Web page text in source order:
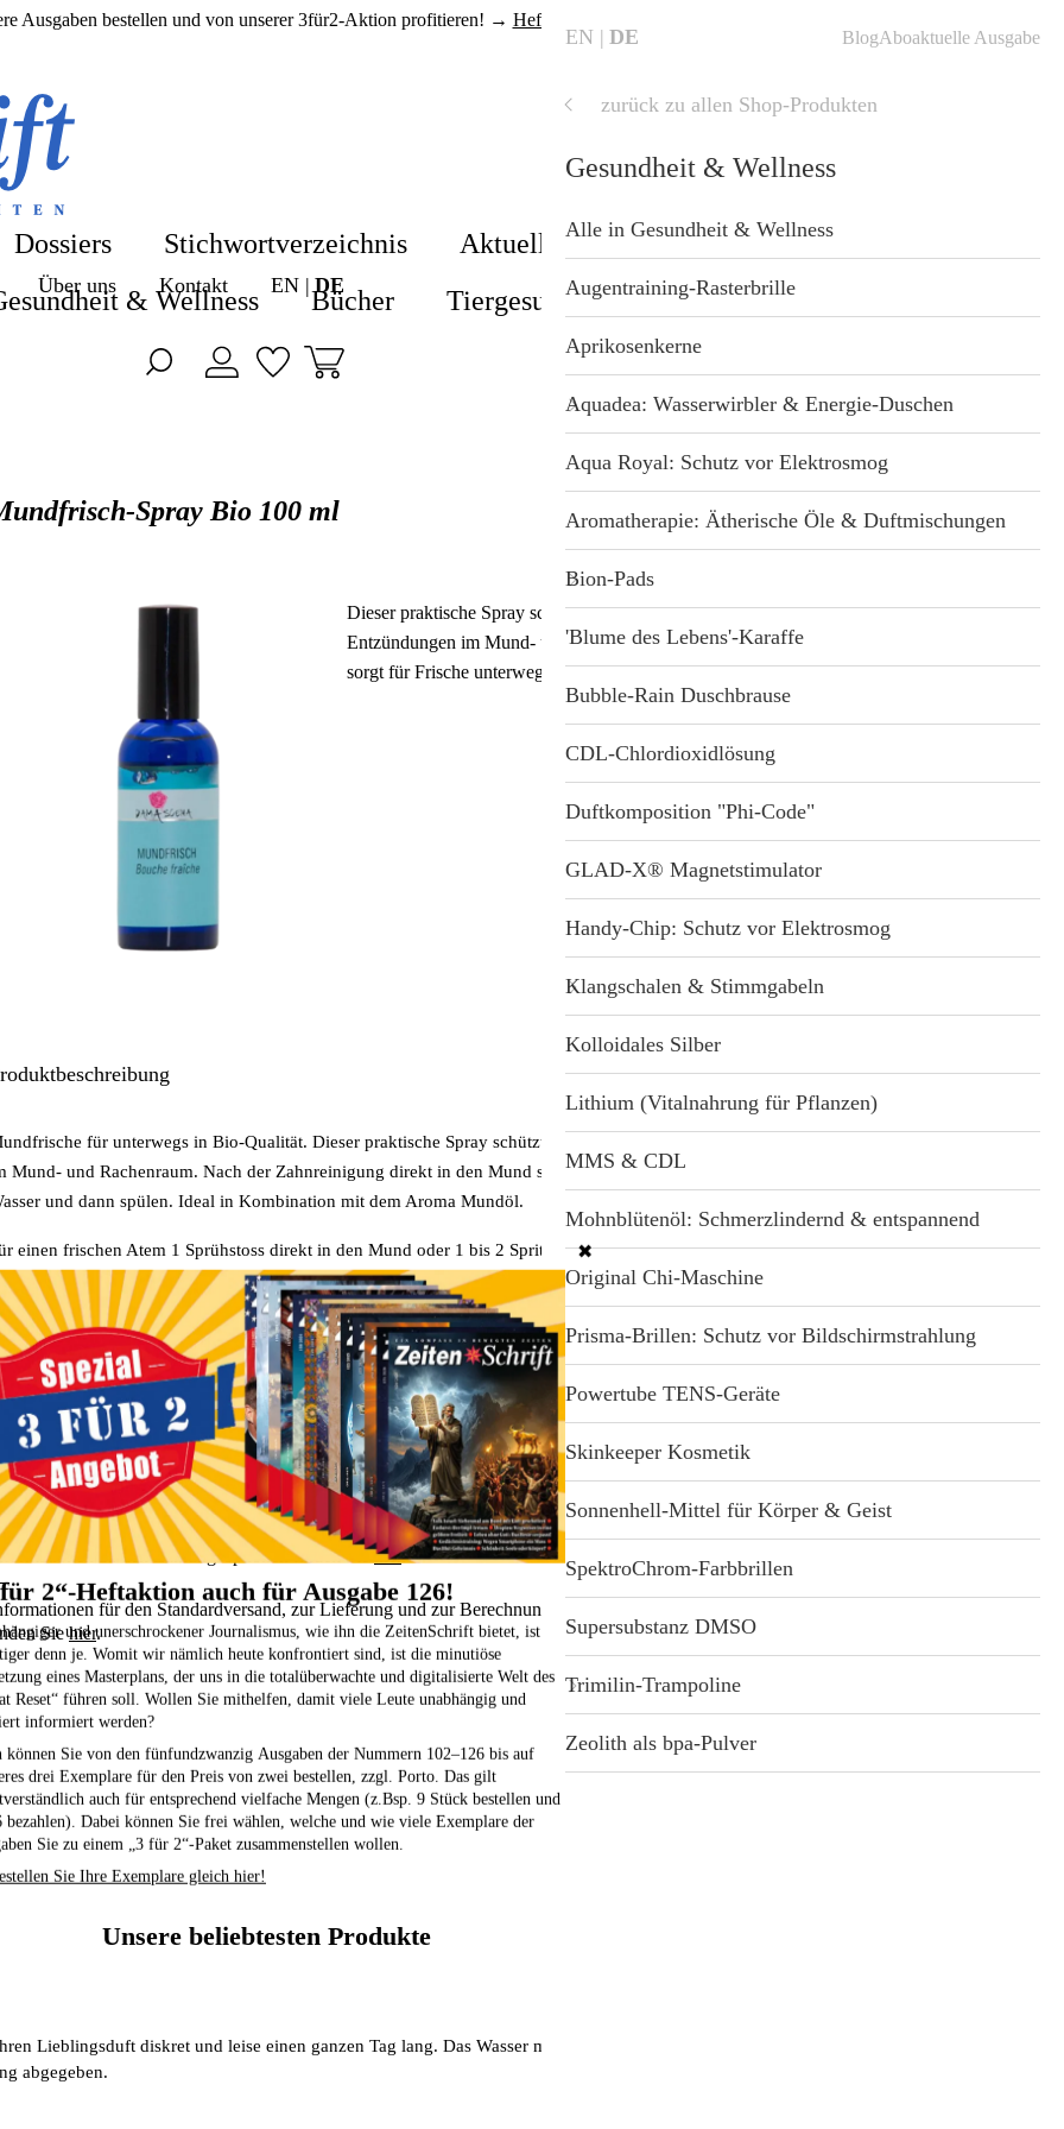
Ausgaben bestellen und von unserer 3für2-Aktion profitieren! → Hefte finden
Über uns Kontakt EN DE
Dossiers Stichwortverzeichnis Aktuell
Shop
& Wellness Bücher Tiergesundheit Geschenkideen
Blog
Ausgabe
Spray Bio 100 ml
Dieser praktische Spray schützt vor
Entzündungen im Mund- und Rachenraum und
sorgt für Frische unterwegs.
%
Profitieren
19,95 €
inkl. 0 % USt.
zzgl.Versandkosten
Produkt-Nr.:2433
ab 5 je 16,96 € – 15% Ersparnis
auf die Merkliste
für unterwegs in Bio-Qualität. Dieser praktische Spray schützt vor Entzündungen
Mund- und Rachenraum. Nach der Zahnreinigung direkt in den Mund sprühen oder ins
und dann spülen. Ideal in Kombination mit dem Aroma Mundöl.
einen frischen Atem 1 Sprühstoss direkt in den Mund oder 1 bis 2 Spritzer in ein Glas
und dann Gurgeln. Auch in der praktischen30 ml-Flaschefür unterwegs erhältlich!
ätherische Öle von Eukalyptus, Myrre, Pfeffermine und Teebaum.
Details
Kategorien durchstöbern:Aromatherapie: Ätherische Öle & Duftmischungen
& Wellness
zu den Zahlungsoptionen finden Siehier.
für den Standardversand, zur Lieferung und zur Berechnung der Lieferfrist
Siehier.
Unsere beliebtesten Produkte
Lieblingsduft diskret und leise einen ganzen Tag lang. Das Wasser mit dem ätherischen Öl wird in extra feinen Nebel
abgegeben.
✖
2“-Heftaktion auch für Ausgabe 126!
und unerschrockener Journalismus, wie ihn die ZeitenSchrift bietet, ist
denn je. Womit wir nämlich heute konfrontiert sind, ist die minutiöse
eines Masterplans, der uns in die totalüberwachte und digitalisierte Welt des
Reset“ führen soll. Wollen Sie mithelfen, damit viele Leute unabhängig und
informiert werden?
können Sie von den fünfundzwanzig Ausgaben der Nummern 102–126 bis auf
drei Exemplare für den Preis von zwei bestellen, zzgl. Porto. Das gilt
auch für entsprechend vielfache Mengen (z.Bsp. 9 Stück bestellen und
bezahlen). Dabei können Sie frei wählen, welche und wie viele Exemplare der
Sie zu einem „3 für 2“-Paket zusammenstellen wollen.
Sie Ihre Exemplare gleich hier!
EN DE BlogAboaktuelle Ausgabe
zurück zu allen Shop-Produkten
ZeitenSchrift Startseite
Stichwortverzeichnis
Alle Produkte
Hefte & Abos
Nahrungsergänzung
Gesundheit & Wellness
Immunsystemstärkung
St. Helia-Produkte
Gesundheit & Wellness
Alle in Gesundheit & Wellness
Augentraining-Rasterbrille
Aprikosenkerne
Aquadea: Wasserwirbler & Energie-Duschen
Aqua Royal: Schutz vor Elektrosmog
Aromatherapie: Ätherische Öle & Duftmischungen
Bion-Pads
'Blume des Lebens'-Karaffe
Bubble-Rain Duschbrause
CDL-Chlordioxidlösung
Duftkomposition "Phi-Code"
GLAD-X® Magnetstimulator
Handy-Chip: Schutz vor Elektrosmog
Klangschalen & Stimmgabeln
Kolloidales Silber
Lithium (Vitalnahrung für Pflanzen)
MMS & CDL
Mohnblütenöl: Schmerzlindernd & entspannend
Original Chi-Maschine
Prisma-Brillen: Schutz vor Bildschirmstrahlung
Powertube TENS-Geräte
Skinkeeper Kosmetik
Sonnenhell-Mittel für Körper & Geist
SpektroChrom-Farbbrillen
Supersubstanz DMSO
Trimilin-Trampoline
Zeolith als bpa-Pulver